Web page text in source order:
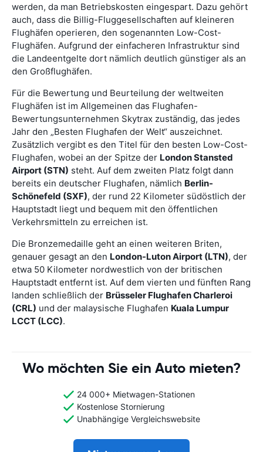
werden, da man Betriebskosten eingespart. Dazu gehört
auch, dass die Billig-Fluggesellschaften auf kleineren
Flughäfen operieren, den sogenannten Low-Cost-
Flughäfen. Aufgrund der einfacheren Infrastruktur sind
die Landeentgelte dort nämlich deutlich günstiger als an
den Großflughäfen.
Für die Bewertung und Beurteilung der weltweiten
Flughäfen ist im Allgemeinen das Flughafen-
Bewertungsunternehmen Skytrax zuständig, das jedes
Jahr den „Besten Flughafen der Welt“ auszeichnet.
Zusätzlich vergibt es den Titel für den besten Low-Cost-
Flughafen, wobei an der Spitze der London Stansted
Airport (STN) steht. Auf dem zweiten Platz folgt dann
bereits ein deutscher Flughafen, nämlich Berlin-
Schönefeld (SXF), der rund 22 Kilometer südöstlich der
Hauptstadt liegt und bequem mit den öffentlichen
Verkehrsmitteln zu erreichen ist.
Die Bronzemedaille geht an einen weiteren Briten,
genauer gesagt an den London-Luton Airport (LTN), der
etwa 50 Kilometer nordwestlich von der britischen
Hauptstadt entfernt ist. Auf dem vierten und fünften Rang
landen schließlich der Brüsseler Flughafen Charleroi
(CRL) und der malaysische Flughafen Kuala Lumpur
LCCT (LCC).
Wo möchten Sie ein Auto mieten?
24 000+ Mietwagen-Stationen
Kostenlose Stornierung
Unabhängige Vergleichswebsite